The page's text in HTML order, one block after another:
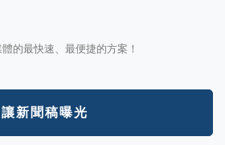
的最快速、最便捷的方案！
讓新聞稿曝光